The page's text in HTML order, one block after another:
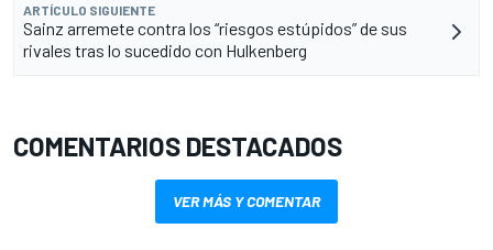
ARTÍCULO SIGUIENTE
Sainz arremete contra los “riesgos estúpidos” de sus
rivales tras lo sucedido con Hulkenberg
COMENTARIOS DESTACADOS
VER MÁS Y COMENTAR